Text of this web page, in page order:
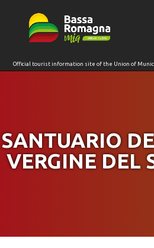
SANTUARIO
VERGINE DEL